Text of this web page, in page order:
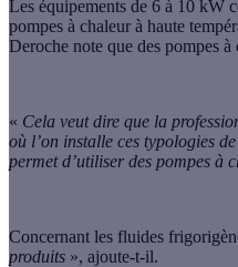
Les équipements de 6 à 10 kW
pompes à chaleur à haute
Deroche note que des pompes à
« Cela veut dire que la
où l’on installe ces typologies
permet d’utiliser des pompes à
Concernant les fluides
produits », ajoute-t-il.